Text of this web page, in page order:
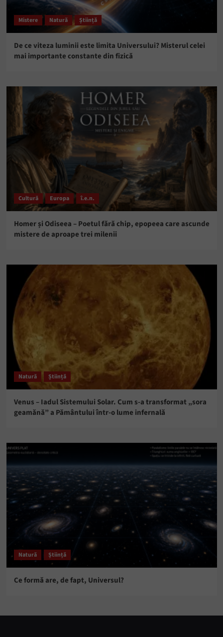
Mistere Natură Știință
De ce viteza luminii este limita Universului? Misterul celei
mai importante constante din fizică
Cultură Europa î.e.n.
Homer și Odiseea – Poetul fără chip, epopeea care ascunde
mistere de aproape trei milenii
Natură Știință
Venus – Iadul Sistemului Solar. Cum s-a transformat „sora
geamănă” a Pământului într-o lume infernală
Natură Știință
Ce formă are, de fapt, Universul?